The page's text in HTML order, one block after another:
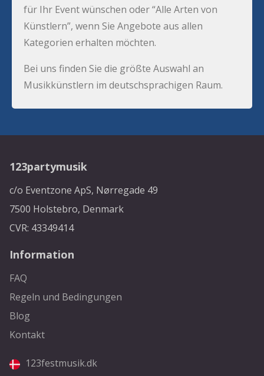
für Ihr Event wünschen oder “Alle Arten von
Künstlern”, wenn Sie Angebote aus allen
Kategorien erhalten möchten.
Bei uns finden Sie die größte Auswahl an
Musikkünstlern im deutschsprachigen Raum.
123partymusik
c/o Eventzone ApS, Nørregade 49
7500 Holstebro, Denmark
CVR: 43349414
Information
FAQ
Regeln und Bedingungen
Blog
Kontakt
123festmusik.dk